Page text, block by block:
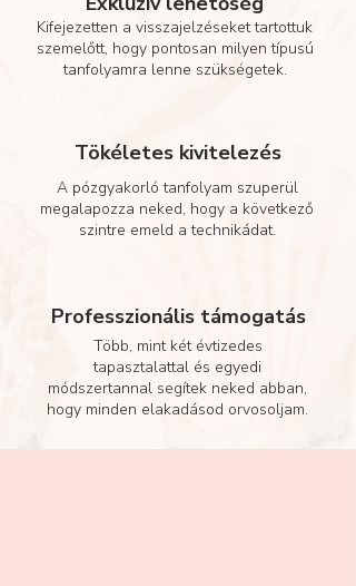
Kifejezetten a visszajelzéseket tartottuk
szemelőtt, hogy pontosan milyen típusú
tanfolyamra lenne szükségetek.
Tökéletes kivitelezés
A pózgyakorló tanfolyam szuperül
megalapozza neked, hogy a következő
szintre emeld a technikádat.
Professzionális támogatás
Több, mint két évtizedes
tapasztalattal és egyedi
módszertannal segítek neked abban,
hogy minden elakadásod orvosoljam.